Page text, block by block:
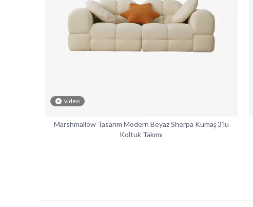
video
Marshmallow Tasarım Modern Beyaz Sherpa Kumaş 3'lü
Koltuk Takımı